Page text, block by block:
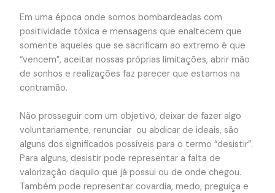
Em uma época onde somos bombardeadas com
positividade tóxica e mensagens que enaltecem que
somente aqueles que se sacrificam ao extremo é que
“vencem”, aceitar nossas próprias limitações, abrir mão
de sonhos e realizações faz parecer que estamos na
contramão.
Não prosseguir com um objetivo, deixar de fazer algo
voluntariamente, renunciar ou abdicar de ideais, são
alguns dos significados possíveis para o termo “desistir”.
Para alguns, desistir pode representar a falta de
valorização daquilo que já possui ou de onde chegou.
Também pode representar covardia, medo, preguiça e